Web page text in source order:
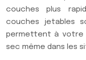
couches plus
couches jetables
permettent à votre
sec même dans les